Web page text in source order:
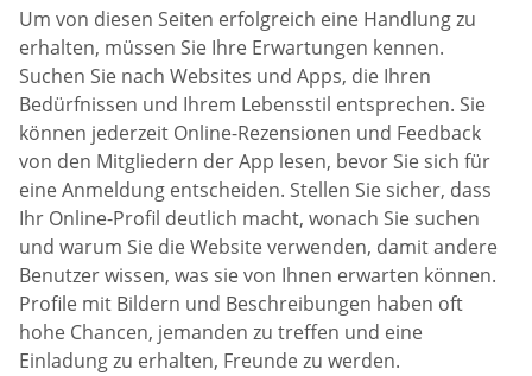
Um von diesen Seiten erfolgreich eine Handlung zu
erhalten, müssen Sie Ihre Erwartungen kennen.
Suchen Sie nach Websites und Apps, die Ihren
Bedürfnissen und Ihrem Lebensstil entsprechen. Sie
können jederzeit Online-Rezensionen und Feedback
von den Mitgliedern der App lesen, bevor Sie sich für
eine Anmeldung entscheiden. Stellen Sie sicher, dass
Ihr Online-Profil deutlich macht, wonach Sie suchen
und warum Sie die Website verwenden, damit andere
Benutzer wissen, was sie von Ihnen erwarten können.
Profile mit Bildern und Beschreibungen haben oft
hohe Chancen, jemanden zu treffen und eine
Einladung zu erhalten, Freunde zu werden.